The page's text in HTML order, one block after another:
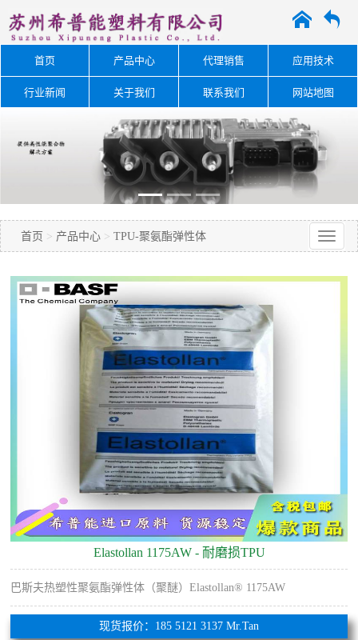
A O
首页 产品中心 代理销售 应用技术
行业新闻 关于我们 联系我们 网站地图
首页 > 产品中心 > TPU-聚氨酯弹性体
Elastollan 1175AW - 耐磨损TPU
巴斯夫热塑性聚氨酯弹性体（聚醚）Elastollan® 1175AW
现货报价：185 5121 3137 Mr.Tan